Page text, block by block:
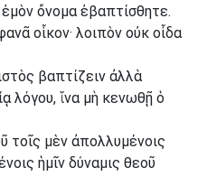
ἐμὸν ὄνομα ἐβαπτίσθητε.
οἶκον· λοιπὸν οὐκ οἶδα
βαπτίζειν ἀλλὰ
λόγου, ἵνα μὴ κενωθῇ ὁ
τοῖς μὲν ἀπολλυμένοις
ἡμῖν δύναμις θεοῦ